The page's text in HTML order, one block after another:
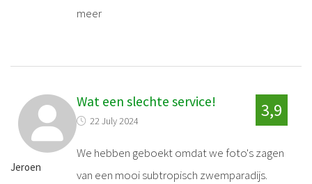
meer
Jeroen
Wat een slechte service!
22 July 2024
3,9
We hebben geboekt omdat we foto's zagen
van een mooi subtropisch zwemparadijs.